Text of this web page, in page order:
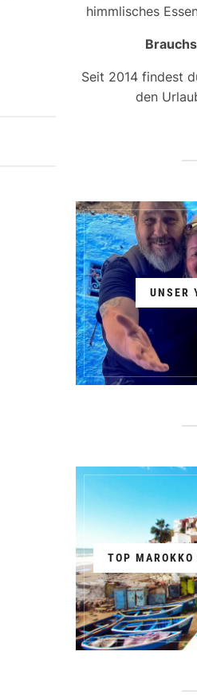
himmlisches
Seit 2014 findest
den
UNSER
TOP